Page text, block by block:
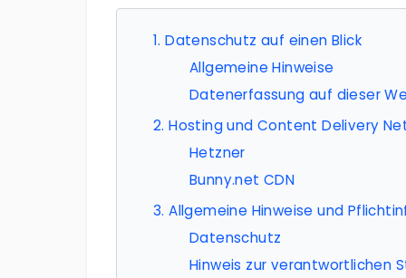
1. Datenschutz auf einen Blick
Allgemeine Hinweise
Datenerfassung auf dieser
2. Hosting und Content Delivery
Hetzner
Bunny.net CDN
3. Allgemeine Hinweise und
Datenschutz
Hinweis zur verantwortlichen